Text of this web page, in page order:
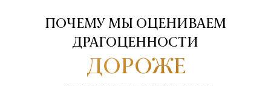
ДОРОЖЕ
ПОЧЕМУ МЫ ОЦЕНИВАЕМ
ДРАГОЦЕННОСТИ